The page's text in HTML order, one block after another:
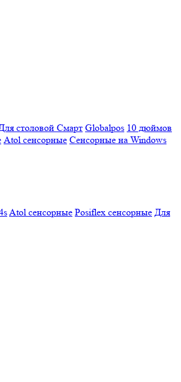
столовой Смарт Globalpos 10 дюймов
Atol сенсорные Сенсорные на Windows
Atol сенсорные Posiflex сенсорные Для